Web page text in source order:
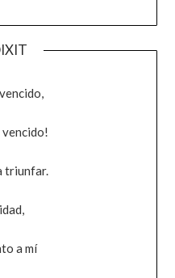
vencido!
triunfar.
a mí